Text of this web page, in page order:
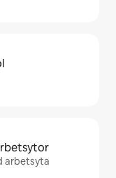
arbetsyta